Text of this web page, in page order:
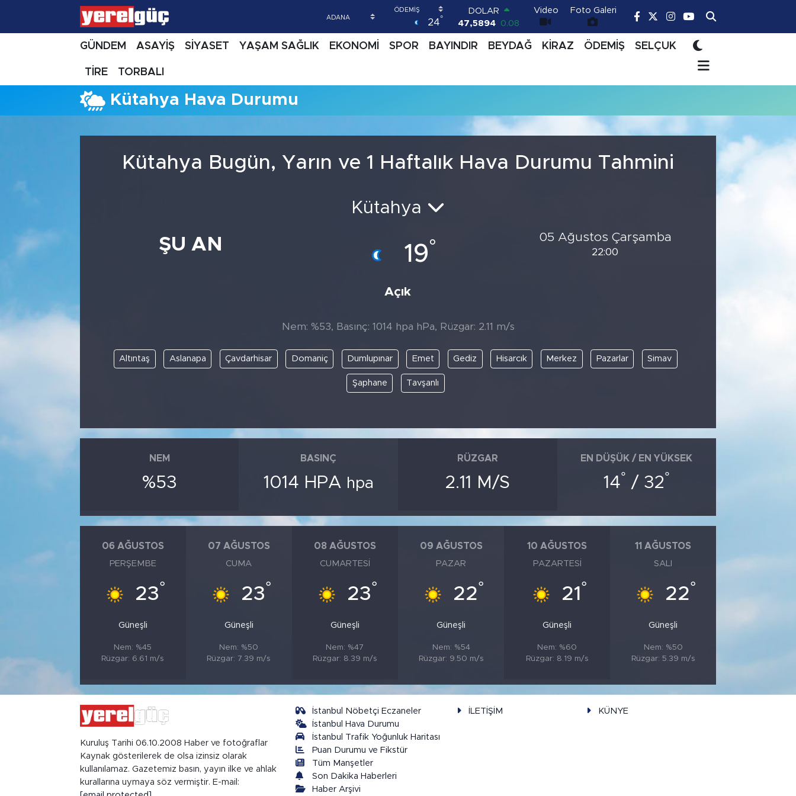
24°
DOLAR
47,5894
0.08
EURO
55,0398 -0.02
GRAM ALTIN
13.703
11
BITCOIN
Video Foto Galeri
GÜNDEM ASAYİŞ SİYASET YAŞAM SAĞLIK EKONOMİ SPOR BAYINDIR BEYDAĞ KİRAZ ÖDEMİŞ SELÇUK
TİRE TORBALI
Kütahya Hava Durumu
Kütahya Bugün, Yarın ve 1 Haftalık Hava Durumu Tahmini
ŞU AN
Kütahya
19°
Açık
05 Ağustos Çarşamba
22:00
Nem: %53, Basınç: 1014 hpa hPa, Rüzgar: 2.11 m/s
Altıntaş Aslanapa Çavdarhisar Domaniç Dumlupınar Emet Gediz Hisarcık Merkez Pazarlar Simav
Şaphane Tavşanlı
NEM
%53
BASINÇ
1014 HPA hpa
RÜZGAR
2.11 M/S
EN DÜŞÜK / EN YÜKSEK
14° / 32°
06 AĞUSTOS
PERŞEMBE
23°
Güneşli
Nem: %45
Rüzgar: 6.61 m/s
07 AĞUSTOS
CUMA
23°
Güneşli
Nem: %50
Rüzgar: 7.39 m/s
08 AĞUSTOS
CUMARTESI
23°
Güneşli
Nem: %47
Rüzgar: 8.39 m/s
09 AĞUSTOS
PAZAR
22°
Güneşli
Nem: %54
Rüzgar: 9.50 m/s
10 AĞUSTOS
PAZARTESI
21 °
Güneşli
Nem: %60
Rüzgar: 8.19 m/s
11 AĞUSTOS
SALI
22°
Güneşli
Nem: %50
Rüzgar: 5.39 m/s
Kuruluş Tarihi 06.10.2008 Haber ve fotoğraflar
Kaynak gösterilerek de olsa izinsiz olarak
kullanılamaz. Gazetemiz basın, yayın ilke ve ahlak
kurallarına uymaya söz vermiştir. E-mail:
İstanbul Nöbetçi Eczaneler
İstanbul Hava Durumu
İstanbul Trafik Yoğunluk Haritası
Puan Durumu ve Fikstür
Tüm Manşetler
Son Dakika Haberleri
Haber Arşivi
İLETİŞİM KÜNYE